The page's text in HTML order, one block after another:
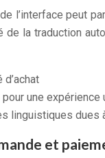
l’interface peut
de la traduction
une expérience
linguistiques dues
et